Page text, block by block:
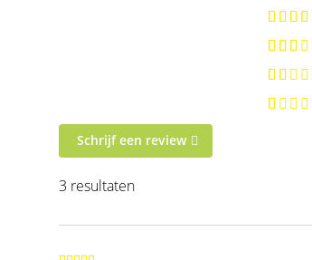
Schrijf een review
3 resultaten